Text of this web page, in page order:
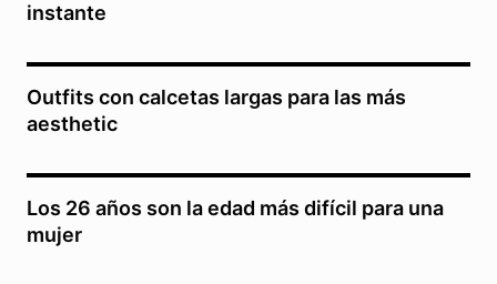
instante
Outfits con calcetas largas para las más
aesthetic
Los 26 años son la edad más difícil para una
mujer